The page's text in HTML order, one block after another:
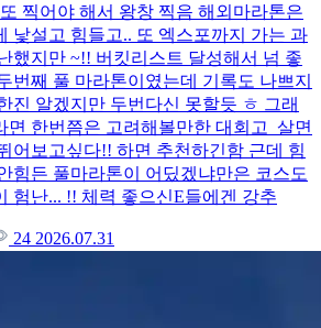
찍어야 해서 왕창 찍음 해외마라톤은
낯설고 힘들고.. 또 엑스포까지 가는 과
했지만 ~!! 버킷리스트 달성해서 넘 좋
번째 풀 마라톤이였는데 기록도 나쁘지
진 알겠지만 두번다신 못할듯 ㅎ 그래
면 한번쯤은 고려해볼만한 대회고 살면
어보고싶다!! 하면 추천하긴함 근데 힘
힘든 풀마라톤이 어딨겠냐만은 코스도
험난... !! 체력 좋으신E들에겐 강추
24 2026.07.31